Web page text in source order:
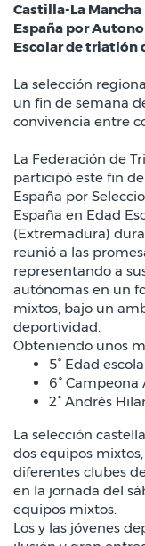
Castilla-La
España por
Escolar de triatlón
La selección
un fin de semana
convivencia entre
La Federación de
participó este fin
España por
España en Edad
(Extremadura)
reunió a las
representando a
autónomas en un
mixtos, bajo un
deportividad.
Obteniendo unos
5° Edad
6°
2° Andrés
La selección
dos equipos
diferentes clubes
en la jornada del
equipos mixtos.
Los y las jóvenes